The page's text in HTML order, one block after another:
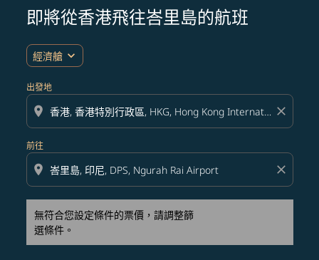
即將從香港飛往峇里島的航班
經濟艙 expand_more
出發地
location_on close
前往
location_on close
無符合您設定條件的票價，請調整篩
選條件。
無符合您設定條件的票價，請調整篩選條件。